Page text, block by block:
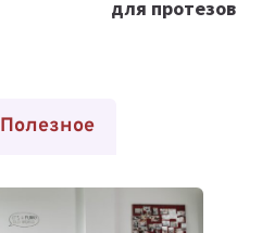
для протезов
Полезное